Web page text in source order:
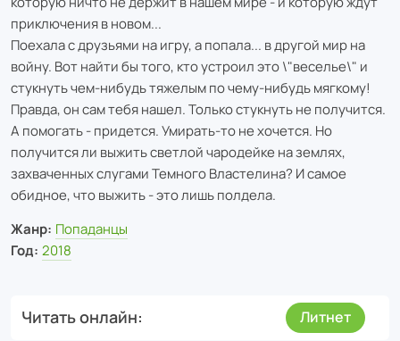
приключения в новом...
Поехала с друзьями на игру, а попала... в другой мир на
войну. Вот найти бы того, кто устроил это \"веселье\" и
стукнуть чем-нибудь тяжелым по чему-нибудь мягкому!
Правда, он сам тебя нашел. Только стукнуть не получится.
А помогать - придется. Умирать-то не хочется. Но
получится ли выжить светлой чародейке на землях,
захваченных слугами Темного Властелина? И самое
обидное, что выжить - это лишь полдела.
Жанр: Попаданцы
Год: 2018
Читать онлайн Литнет